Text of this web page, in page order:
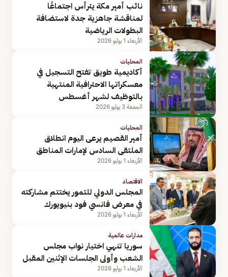
نائب أمير مكة يترأس اجتماعًا
لمناقشة جاهزية جدة لاستضافة
البطولات الرياضية
الأربعاء 1 يوليو 2026
المحليات
أكاديمية طويق تفتح التسجيل في
معسكراتها الاحترافية المنتهية
بالتوظيف لشهر أغسطس
الجمعة 3 يوليو 2026
المحليات
أمير القصيم يرعى اليوم انطلاق
الملتقى السادس لإمارات المناطق
الأربعاء 1 يوليو 2026
الاقتصاد
المجلس الدولي للتمور يختتم مشاركته
في معرض فانسي فود بنيويورك
الأربعاء 1 يوليو 2026
مدارات عالمية
سوريا تنهي اختيار نواب مجلس
الشعب وأولى الجلسات الإثنين المقبل
الأربعاء 1 يوليو 2026